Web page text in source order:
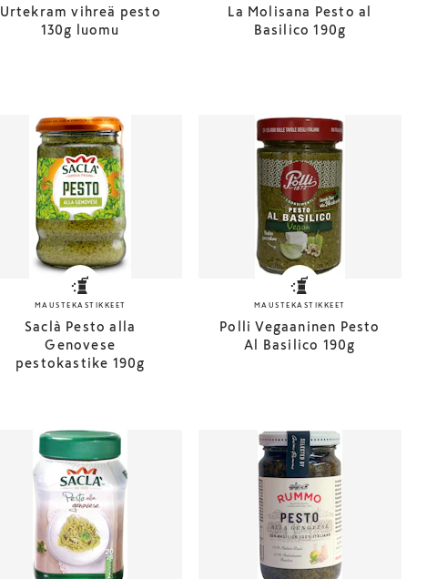
Urtekram vihreä pesto
130g luomu
La Molisana Pesto al
Basilico 190g
MAUSTEKASTIKKEET
Saclà Pesto alla
Genovese
pestokastike 190g
MAUSTEKASTIKKEET
Polli Vegaaninen Pesto
Al Basilico 190g